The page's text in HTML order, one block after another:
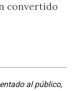
convertido
al público,